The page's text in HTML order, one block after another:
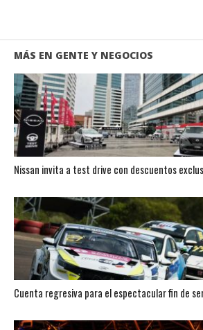
MÁS EN GENTE Y NEGOCIOS
Nissan invita a test drive con descuentos
Cuenta regresiva para el espectacular fin de